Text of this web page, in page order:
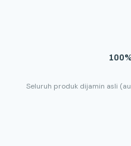
Seluruh produk dijamin asli